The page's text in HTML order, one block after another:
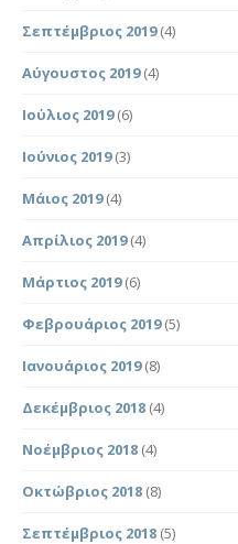
Σεπτέμβριος 2019(4)
Αύγουστος 2019(4)
Ιούλιος 2019(6)
Ιούνιος 2019(3)
Μάιος 2019(4)
Απρίλιος 2019(4)
Μάρτιος 2019(6)
Φεβρουάριος 2019(5)
Ιανουάριος 2019(8)
Δεκέμβριος 2018 (4)
Νοέμβριος 2018 (4)
Οκτώβριος 2018 (8)
Σεπτέμβριος 2018 (5)